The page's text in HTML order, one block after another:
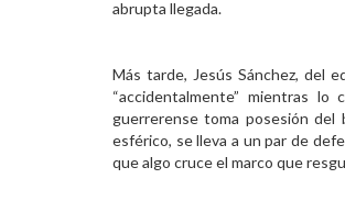
abrupta llegada.
Más tarde, Jesús Sánchez, del
“accidentalmente” mientras
guerrerense toma posesión del
esférico, se lleva a un par de
que algo cruce el marco que